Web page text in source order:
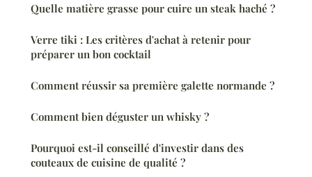
Quelle matière grasse pour cuire un steak haché ?
Verre tiki : Les critères d'achat à retenir pour
préparer un bon cocktail
Comment réussir sa première galette normande ?
Comment bien déguster un whisky ?
Pourquoi est-il conseillé d'investir dans des
couteaux de cuisine de qualité ?